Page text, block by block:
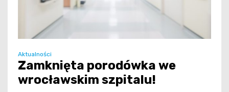
Aktualności
Zamknięta porodówka we
wrocławskim szpitalu!